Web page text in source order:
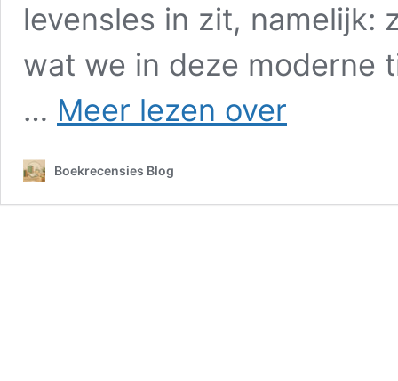
levensles in zit, namelijk:
wat we in deze moderne
… Meer lezen over
Boekrecensies Blog